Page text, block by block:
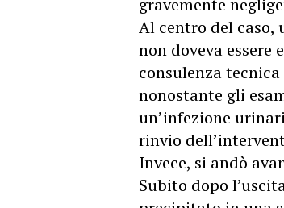
gravemente
Al centro del
non doveva essere
consulenza
nonostante gli
un’infezione
rinvio
Invece, si andò
Subito dopo